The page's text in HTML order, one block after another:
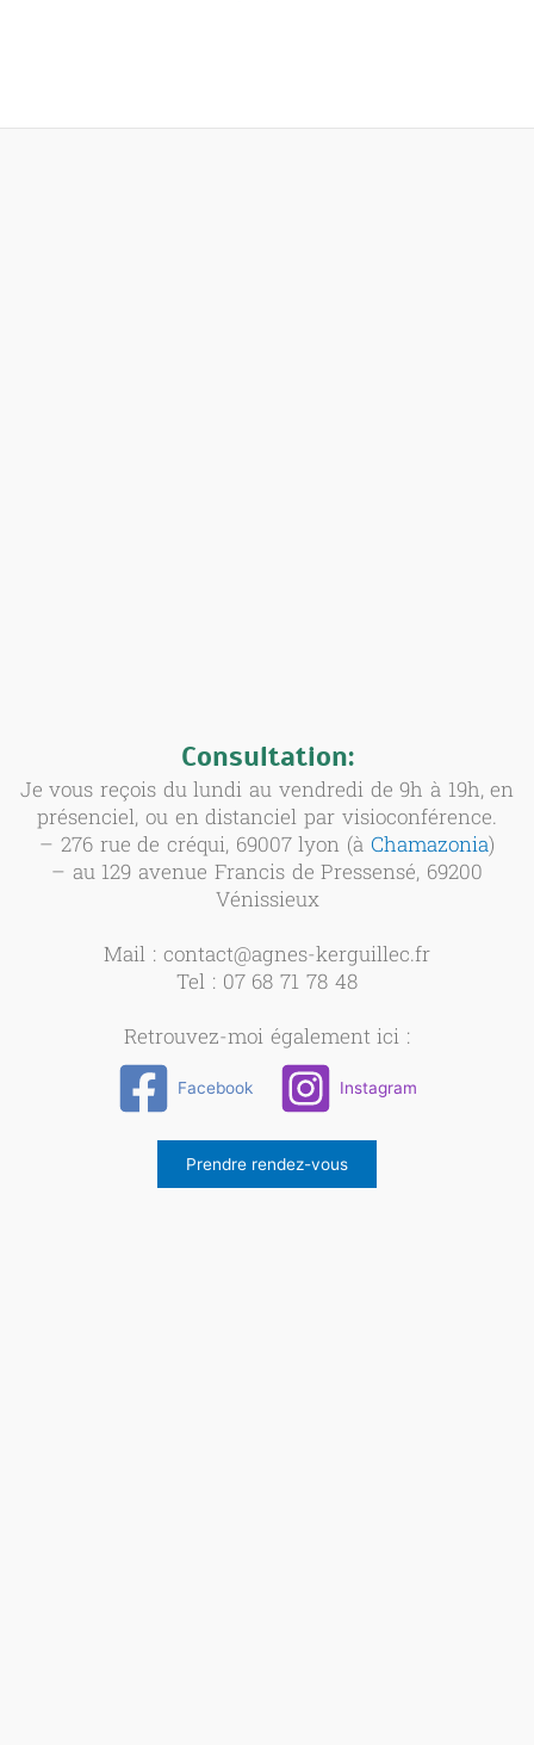
Consultation:
Je vous reçois du lundi au vendredi de 9h à 19h, en
présenciel, ou en distanciel par visioconférence.
– 276 rue de créqui, 69007 lyon (à Chamazonia)
– au 129 avenue Francis de Pressensé, 69200
Vénissieux
Mail : contact@agnes-kerguillec.fr
Tel : 07 68 71 78 48
Retrouvez-moi également ici :
Facebook Instagram
Prendre rendez-vous